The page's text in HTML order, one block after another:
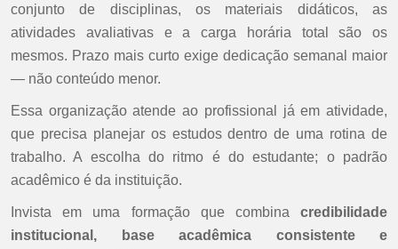
conjunto de disciplinas, os materiais didáticos, as
atividades avaliativas e a carga horária total são os
mesmos. Prazo mais curto exige dedicação semanal maior
— não conteúdo menor.
Essa organização atende ao profissional já em atividade,
que precisa planejar os estudos dentro de uma rotina de
trabalho. A escolha do ritmo é do estudante; o padrão
acadêmico é da instituição.
Invista em uma formação que combina credibilidade
institucional, base acadêmica consistente e